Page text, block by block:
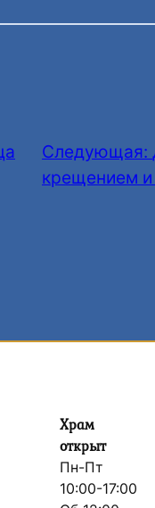
Следующая:
крещением и
Храм
открыт
Пн-Пт
10:00-17:00